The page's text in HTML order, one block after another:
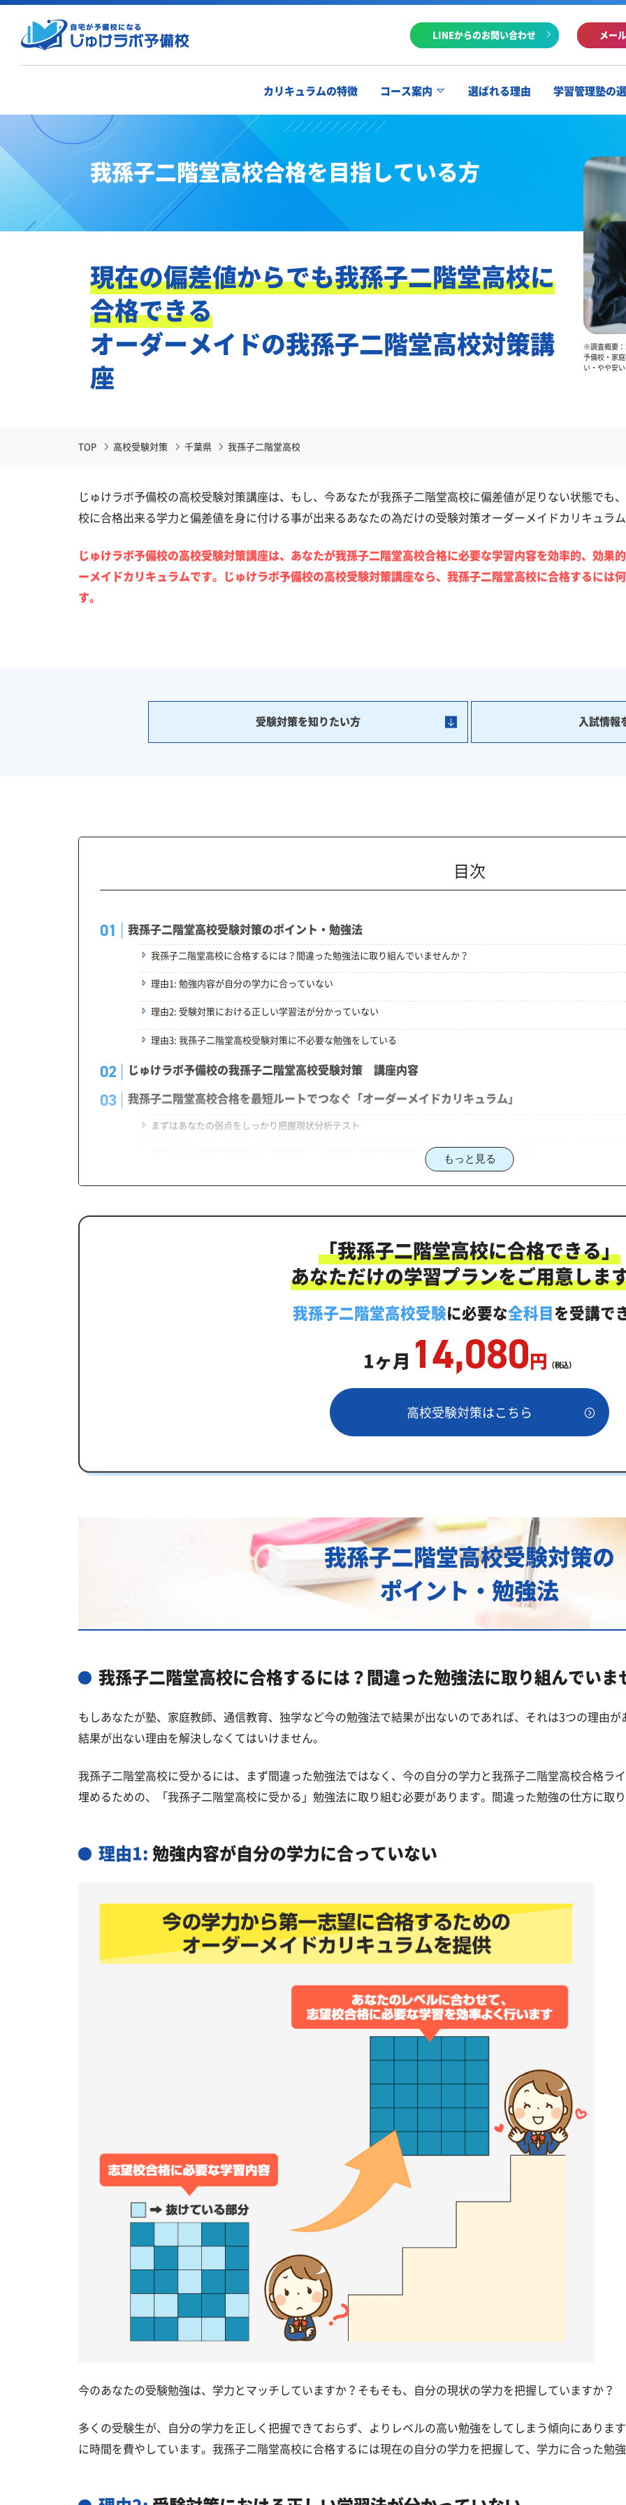
LINEからのお問い合わせ メー
カリキュラムの特徴 コース案内 選ばれる理由 学習管理塾の
我孫子二階堂高校合格を目指している方
現在の偏差値からでも我孫子二階堂高校に
合格できる
オーダーメイドの我孫子二階堂高校対策講
座
※調査概要
予備校・家
い・やや安
TOP 高校受験対策 千葉県 我孫子二階堂高校
じゅけラボ予備校の高校受験対策講座は、もし、今あなたが我孫子二階堂高校に偏差値が足りない状態でも
校に合格出来る学力と偏差値を身に付ける事が出来るあなたの為だけの受験対策オーダーメイドカリキュラ
じゅけラボ予備校の高校受験対策講座は、あなたが我孫子二階堂高校合格に必要な学習内容を効率的、効果
ーメイドカリキュラムです。じゅけラボ予備校の高校受験対策講座なら、我孫子二階堂高校に合格するには
す。
受験対策を知りたい方 入試情報
目次
我孫子二階堂高校受験対策のポイント・勉強法
我孫子二階堂高校に合格するには？間違った勉強法に取り組んでいませんか？
理由1: 勉強内容が自分の学力に合っていない
理由2: 受験対策における正しい学習法が分かっていない
理由3: 我孫子二階堂高校受験対策に不必要な勉強をしている
じゅけラボ予備校の我孫子二階堂高校受験対策 講座内容
我孫子二階堂高校合格を最短ルートでつなぐ「オーダーメイドカリキュラム」
まずはあなたの弱点をしっかり把握現状分析テスト
あなただけの学習計画だから成果が出る！我孫子二階堂高校合格に向けた受験対策カリキュラム
一人でも安心、学習相談
生徒にピッタリ合った「我孫子二階堂高校対策のオーダーメイドカリキュラム」だから成果が出る
カリキュラムや料金についてお気軽にご相談ください
我孫子二階堂高校合格に必要な内申点の目安
我孫子二階堂高校合格するには内申点と偏差値両方が必要
我孫子二階堂高校の所在地・アクセス
我孫子二階堂高校卒業生の主な大学進学実績
我孫子二階堂高校と偏差値が近い公立高校一覧
我孫子市の他の公立高校
我孫子二階堂高校受験生からのよくある質問
もっと見る
「我孫子二階堂高校に合格できる」
あなただけの学習プランをご用意しま
我孫子二階堂高校受験に必要な全科目を受講で
1ヶ月 14,080円 （税込）
高校受験対策はこちら
我孫子二階堂高校受験対策の
ポイント・勉強法
我孫子二階堂高校に合格するには？間違った勉強法に取り組んでいま
もしあなたが塾、家庭教師、通信教育、独学など今の勉強法で結果が出ないのであれば、それは3つの理由
結果が出ない理由を解決しなくてはいけません。
我孫子二階堂高校に受かるには、まず間違った勉強法ではなく、今の自分の学力と我孫子二階堂高校合格ラ
埋めるための、「我孫子二階堂高校に受かる」勉強法に取り組む必要があります。間違った勉強の仕方に取
理由1:勉強内容が自分の学力に合っていない
今のあなたの受験勉強は、学力とマッチしていますか？そもそも、自分の現状の学力を把握していますか？
多くの受験生が、自分の学力を正しく把握できておらず、よりレベルの高い勉強をしてしまう傾向にありま
に時間を費やしています。我孫子二階堂高校に合格するには現在の自分の学力を把握して、学力に合った勉